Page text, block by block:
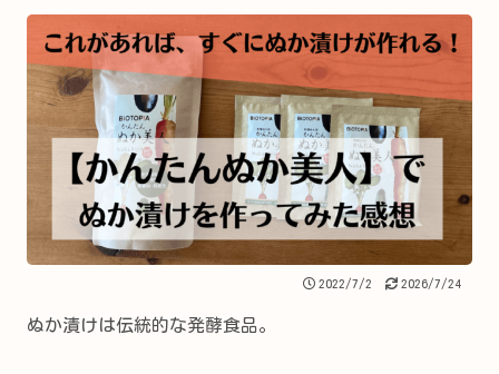
2022/7/2 2026/7/24
ぬか漬けは伝統的な発酵食品。